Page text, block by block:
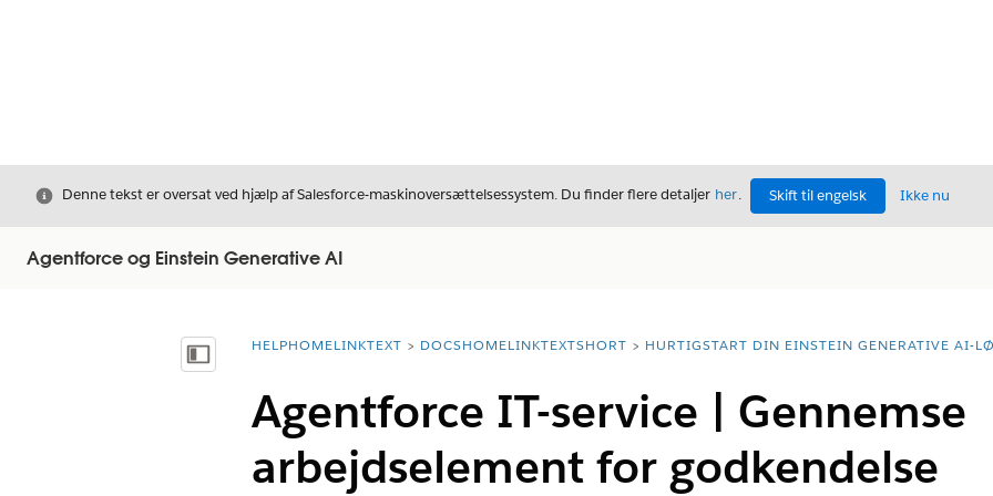
LukDenne tekst er oversat ved hjælp af Salesforce-maskinoversættelsessystem. Du finder flere detaljer her. Skift til engelsk Ikke nu
Agentforce og Einstein Generative AI
Vis indholdsfortegnelse
breadcrumbDescription
HELPHOMELINKTEXT DOCSHOMELINKTEXTSHORT HURTIGSTART DIN EINSTEIN GENERATIVE AI-
Agentforce IT-service | Gennemse
arbejdselement for godkendelse